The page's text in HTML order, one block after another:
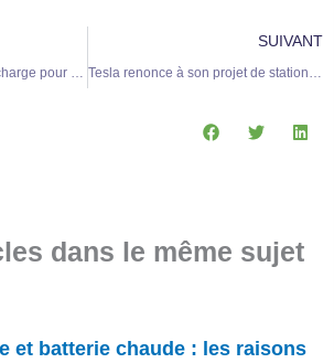
Nouvelle borne de recharge pour véhicules électriques inaugurée à Bodilis
SUIVANT
Tesla renonce à son projet de station de recharge autonome à San Francisco
dans le même sujet
et batterie chaude : les raisons